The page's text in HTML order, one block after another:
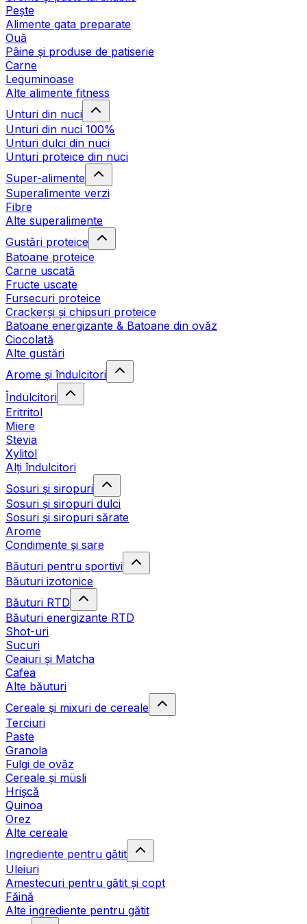
Pește
Alimente gata preparate
Ouă
Pâine și produse de patiserie
Carne
Leguminoase
Alte alimente fitness
Unturi din nuci
Unturi din nuci 100%
Unturi dulci din nuci
Unturi proteice din nuci
Super-alimente
Superalimente verzi
Fibre
Alte superalimente
Gustări proteice
Batoane proteice
Carne uscată
Fructe uscate
Fursecuri proteice
Crackerși și chipsuri proteice
Batoane energizante & Batoane din ovăz
Ciocolată
Alte gustări
Arome și îndulcitori
Îndulcitori
Eritritol
Miere
Stevia
Xylitol
Alți îndulcitori
Sosuri și siropuri
Sosuri și siropuri dulci
Sosuri și siropuri sărate
Arome
Condimente și sare
Băuturi pentru sportivi
Băuturi izotonice
Băuturi RTD
Băuturi energizante RTD
Shot-uri
Sucuri
Ceaiuri și Matcha
Cafea
Alte băuturi
Cereale și mixuri de cereale
Terciuri
Paste
Granola
Fulgi de ovăz
Cereale și müsli
Hrișcă
Quinoa
Orez
Alte cereale
Ingrediente pentru gătit
Uleiuri
Amestecuri pentru gătit și copt
Făină
Alte ingrediente pentru gătit